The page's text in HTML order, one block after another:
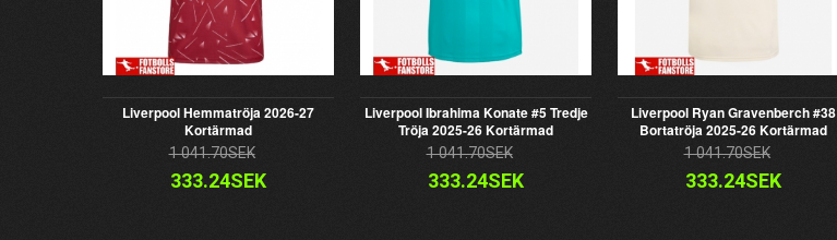
Liverpool Hemmatröja 2026-27
Kortärmad
1 041.70SEK
333.24SEK
Liverpool Ibrahima Konate #5 Tredje
Tröja 2025-26 Kortärmad
1 041.70SEK
333.24SEK
Liverpool Ryan Gravenberch #38
Bortatröja 2025-26 Kortärmad
1 041.70SEK
333.24SEK